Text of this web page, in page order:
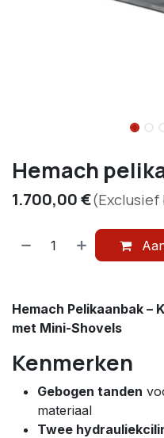
Hemach
1.700,00€(Exclusief
Hemach Pelikaanbak –
met Mini-Shovels
Kenmerken
Gebogen tanden
materiaal
Twee